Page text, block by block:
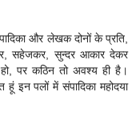
और लेखक दोनों के प्रति,
सहेजकर, सुन्दर आकार देकर
पर कठिन तो अवश्य ही है।
इन पलों में संपादिका महोदया